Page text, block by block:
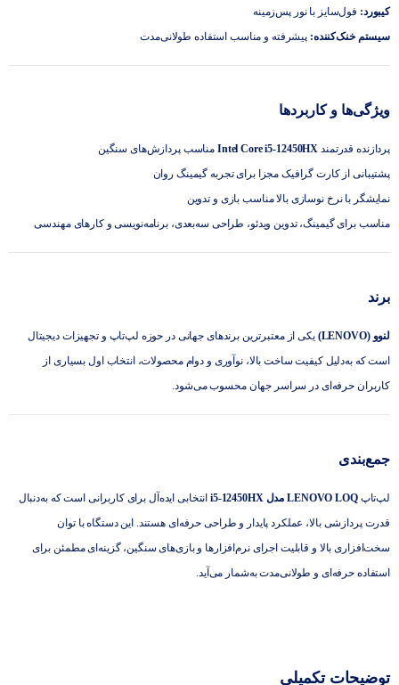
کیبورد: فول‌سایز با نور پس‌زمینه
سیستم خنک‌کننده: پیشرفته و مناسب استفاده طولانی‌مدت
ویژگی‌ها و کاربردها
پردازنده قدرتمند Intel Core i5-12450HX مناسب پردازش‌های سنگین
پشتیبانی از کارت گرافیک مجزا برای تجربه گیمینگ روان
نمایشگر با نرخ نوسازی بالا مناسب بازی و تدوین
مناسب برای گیمینگ، تدوین ویدئو، طراحی سه‌بعدی، برنامه‌نویسی و کارهای مهندسی
برند
لنوو (LENOVO)
یکی از معتبرترین برندهای جهانی در حوزه لپ‌تاپ و تجهیزات دیجیتال
است که به‌دلیل کیفیت ساخت بالا، نوآوری و دوام محصولات، انتخاب اول بسیاری از
کاربران حرفه‌ای در سراسر جهان محسوب می‌شود.
جمع‌بندی
لپ‌تاپLENOVO LOQ مدل i5-12450HX
انتخابی ایده‌آل برای کاربرانی است که به‌دنبال
قدرت پردازشی بالا، عملکرد پایدار و طراحی حرفه‌ای هستند. این دستگاه با توان
سخت‌افزاری بالا و قابلیت اجرای نرم‌افزارها و بازی‌های سنگین، گزینه‌ای مطمئن برای
استفاده حرفه‌ای و طولانی‌مدت به‌شمار می‌آید.
توضیحات تکمیلی